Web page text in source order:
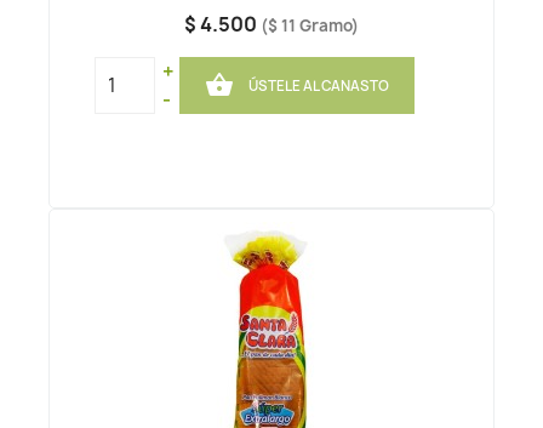
$ 4.500 ($ 11 Gramo)
+
-
 ÚSTELE AL CANASTO